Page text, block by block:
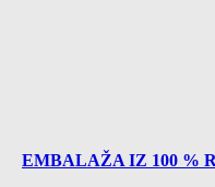
EMBALAŽA IZ 100 %